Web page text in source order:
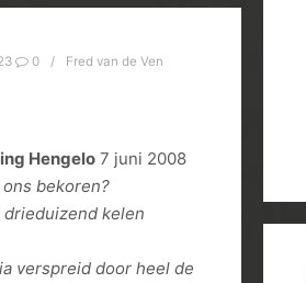
0 Fred van de Ven
Hengelo 7 juni 2008
bekoren?
kelen
verspreid door heel de